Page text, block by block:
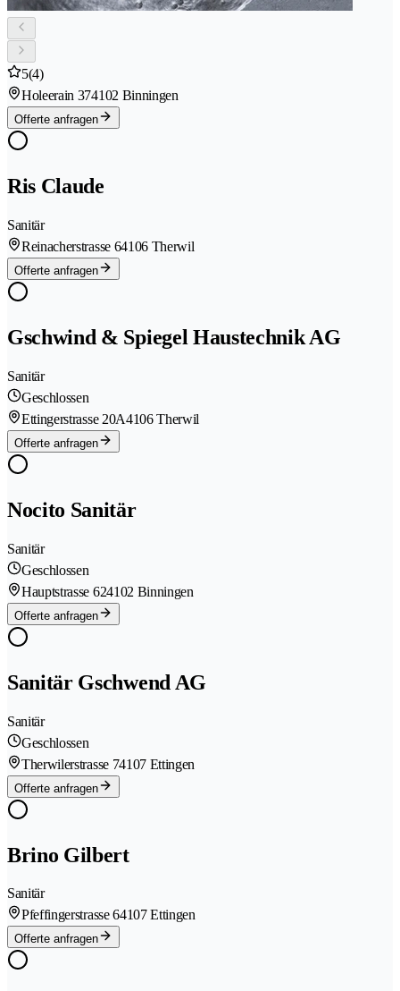
5(4)
Holeerain 374102 Binningen
Offerte anfragen
Ris Claude
Sanitär
Reinacherstrasse 64106 Therwil
Offerte anfragen
Gschwind & Spiegel Haustechnik AG
Sanitär
Geschlossen
Ettingerstrasse 20A4106 Therwil
Offerte anfragen
Nocito Sanitär
Sanitär
Geschlossen
Hauptstrasse 624102 Binningen
Offerte anfragen
Sanitär Gschwend AG
Sanitär
Geschlossen
Therwilerstrasse 74107 Ettingen
Offerte anfragen
Brino Gilbert
Sanitär
Pfeffingerstrasse 64107 Ettingen
Offerte anfragen